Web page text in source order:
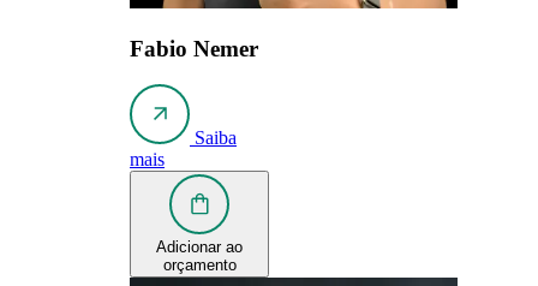
Fabio Nemer
Saiba
mais
Adicionar ao
orçamento